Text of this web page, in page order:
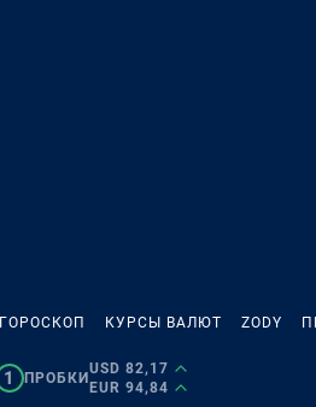
ГОРОСКОП КУРСЫ ВАЛЮТ ZODY
1 ПРОБКИ
USD 82,17
EUR 94,84